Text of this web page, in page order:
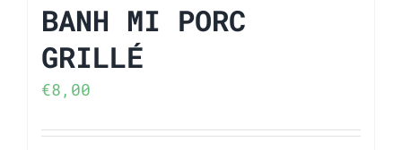
BANH MI PORC
GRILLÉ
€8,00